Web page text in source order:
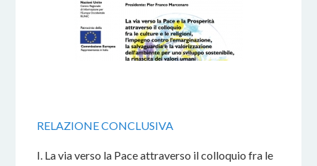
RELAZIONE CONCLUSIVA
I. La via verso la Pace attraverso il colloquio fra le